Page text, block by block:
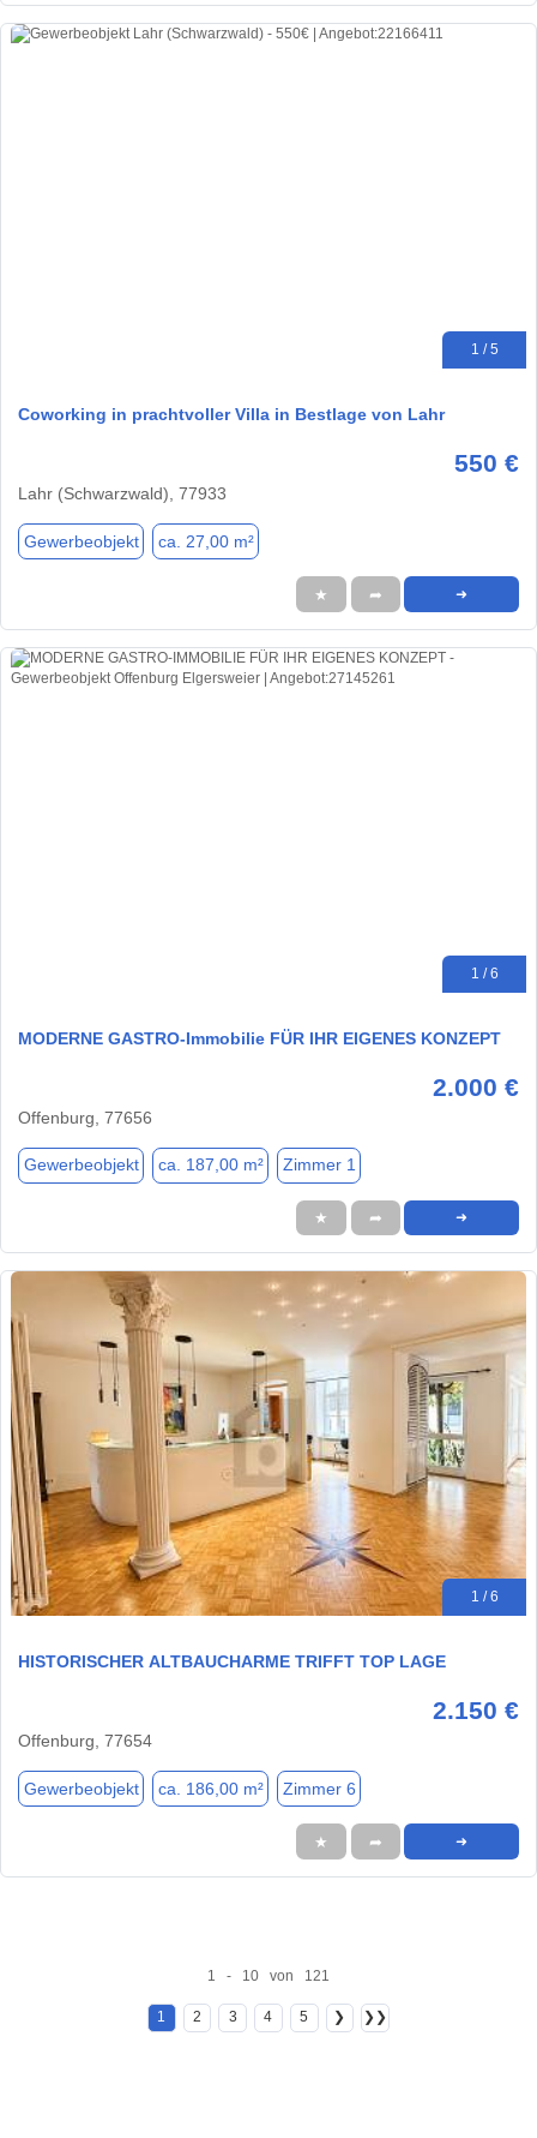
1 / 5
Coworking in prachtvoller Villa in Bestlage von Lahr
550 €
Lahr (Schwarzwald), 77933
Gewerbeobjekt ca. 27,00 m²
★ ➦ ➜
1 / 6
MODERNE GASTRO-Immobilie FÜR IHR EIGENES KONZEPT
2.000 €
Offenburg, 77656
Gewerbeobjekt ca. 187,00 m² Zimmer 1
★ ➦ ➜
1 / 6
HISTORISCHER ALTBAUCHARME TRIFFT TOP LAGE
2.150 €
Offenburg, 77654
Gewerbeobjekt ca. 186,00 m² Zimmer 6
★ ➦ ➜
1 - 10 von 121
1 2 3 4 5 ❯ ❯❯